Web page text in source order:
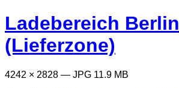
Ladebereich Berlin
(Lieferzone)
4242 × 2828 — JPG 11.9 MB